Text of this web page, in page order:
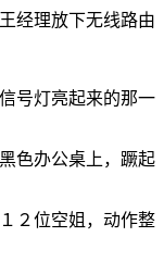
经理放下无线路由
号灯亮起来的那一
色办公桌上，蹶起
２位空姐，动作整